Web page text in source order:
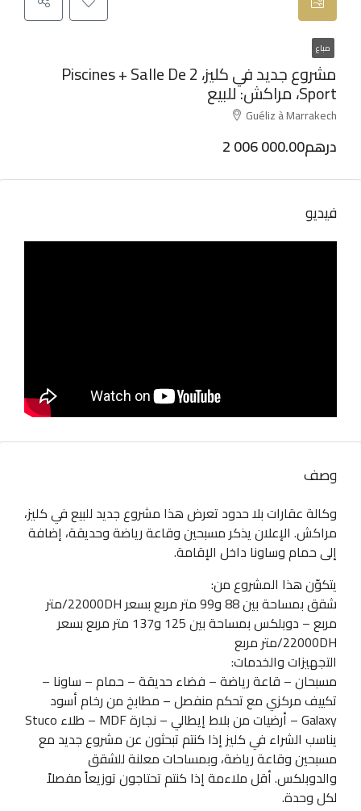
مباع
مشروع جديد في كليز، 2 Piscines + Salle De
Sport، مراكش: للبيع
Guéliz à Marrakech
2 006 000.00درهم
فيديو
وصف
وكالة عقارات بلا حدود تعرض هذا مشروع جديد للبيع في كليز،
مراكش. الإعلان يذكر مسبحين وقاعة رياضة وحديقة، إضافة
إلى حمام وساونا داخل الإقامة.
يتكوّن هذا المشروع من:
شقق بمساحة بين 88 و99 متر مربع بسعر 22000DH/متر
مربع – دوبلكس بمساحة بين 125 و137 متر مربع بسعر
22000DH/متر مربع
التجهيزات والخدمات:
مسبحان – قاعة رياضة – فضاء حديقة – حمام – ساونا –
تكييف مركزي مع تحكم منفصل – مطابخ من رخام أسود
Galaxy – أرضيات من بلاط إيطالي – نجارة MDF – طلاء Stuco
يناسب الشراء في كليز إذا كنتم تبحثون عن مشروع جديد مع
مسبحين وقاعة رياضة، وبمساحات معلنة للشقق
والدوبلكس. أقل ملاءمة إذا كنتم تحتاجون توزيعاً مفصلاً
لكل وحدة.